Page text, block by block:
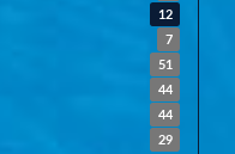
12
7
51
44
44
29